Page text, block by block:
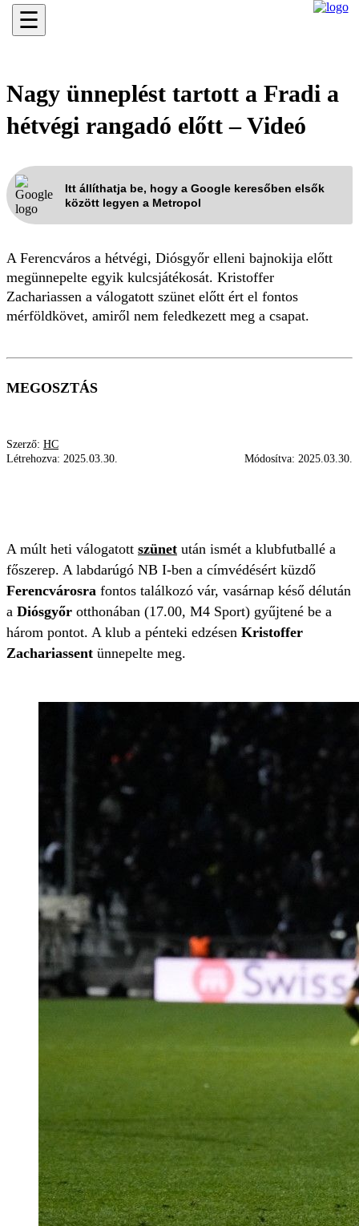
☰
Nagy ünneplést tartott a Fradi a
hétvégi rangadó előtt – Videó
Itt állíthatja be, hogy a Google keresőben elsők
között legyen a Metropol
A Ferencváros a hétvégi, Diósgyőr elleni bajnokija előtt
megünnepelte egyik kulcsjátékosát. Kristoffer
Zachariassen a válogatott szünet előtt ért el fontos
mérföldkövet, amiről nem feledkezett meg a csapat.
MEGOSZTÁS
Szerző: HC
Létrehozva: 2025.03.30. Módosítva: 2025.03.30.
A múlt heti válogatott szünet után ismét a klubfutballé a
főszerep. A labdarúgó NB I-ben a címvédésért küzdő
Ferencvárosra fontos találkozó vár, vasárnap késő délután
a Diósgyőr otthonában (17.00, M4 Sport) gyűjtené be a
három pontot. A klub a pénteki edzésen Kristoffer
Zachariassent ünnepelte meg.